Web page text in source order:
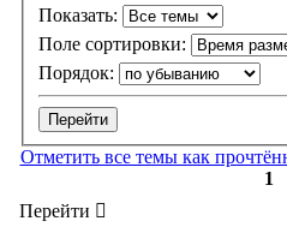
Показать:
Поле сортировки:
Порядок:
Отметить все темы как
1
Перейти